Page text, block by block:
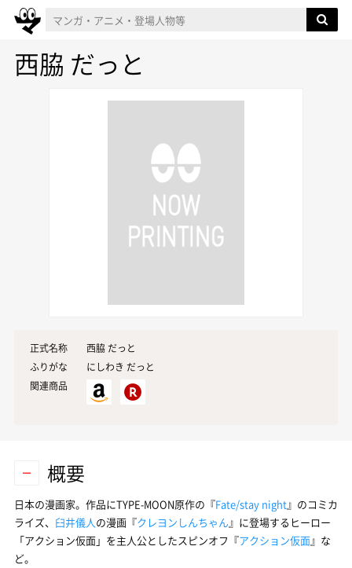
西脇 だっと
正式名称
西脇 だっと
ふりがな
にしわき だっと
関連商品
概要
日本の漫画家。作品にTYPE-MOON原作の『Fate/stay night』のコミカ
ライズ、 臼井儀人の漫画『クレヨンしんちゃん』に登場するヒーロー
「アクション仮面」を主人公としたスピンオフ『アクション仮面』な
ど。